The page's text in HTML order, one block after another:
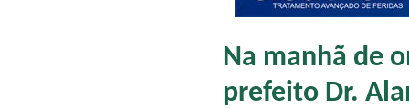
Na manhã de
prefeito Dr.